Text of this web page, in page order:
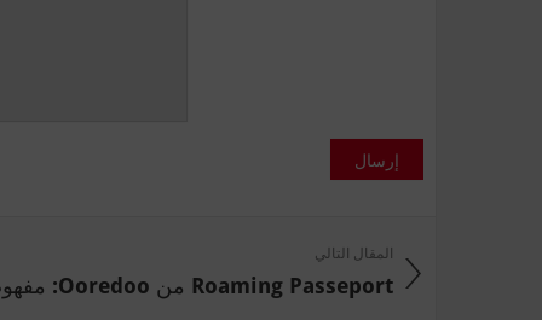
إرسال
المقال التالي
Roaming Passeport من Ooredoo: مفهوم ...